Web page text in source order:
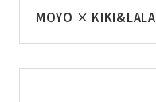
MOYO × KIKI&LALA